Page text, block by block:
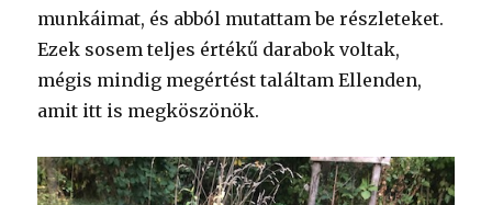
munkáimat, és abból mutattam be részleteket.
Ezek sosem teljes értékű darabok voltak,
mégis mindig megértést találtam Ellenden,
amit itt is megköszönök.